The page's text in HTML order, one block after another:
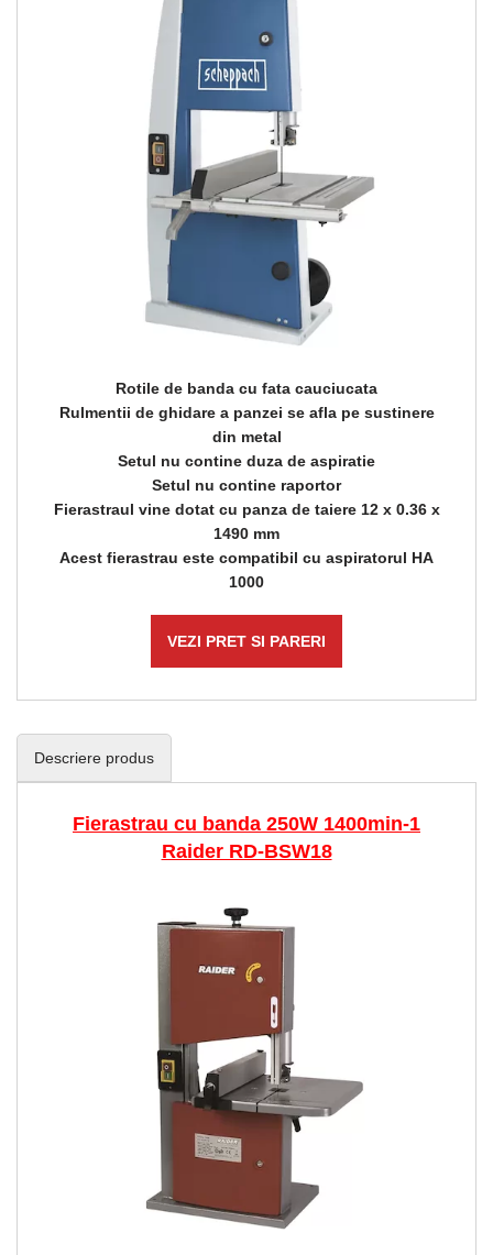
Rotile de banda cu fata cauciucata
Rulmentii de ghidare a panzei se afla pe sustinere
din metal
Setul nu contine duza de aspiratie
​​​​​​​Setul nu contine raportor
Fierastraul vine dotat cu panza de taiere 12 x 0.36 x
1490 mm
Acest fierastrau este compatibil cu aspiratorul HA
1000
VEZI PRET SI PARERI
Descriere produs
Fierastrau cu banda 250W 1400min-1
Raider RD-BSW18